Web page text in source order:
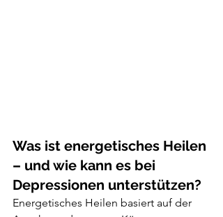
Was ist energetisches Heilen
– und wie kann es bei
Depressionen unterstützen?
Energetisches Heilen basiert auf der